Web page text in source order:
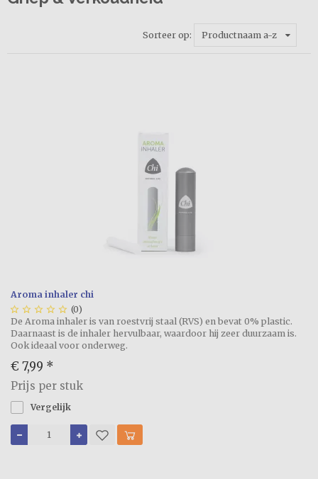
Sorteer op: Productnaam a-z
Aroma inhaler chi
     (0)
De Aroma inhaler is van roestvrij staal (RVS) en bevat 0% plastic.
Daarnaast is de inhaler hervulbaar, waardoor hij zeer duurzaam is.
Ook ideaal voor onderweg.
€ 7,99 *
Prijs per stuk
Vergelijk